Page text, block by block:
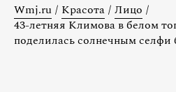
Wmj.ru / Красота / Лицо /
43-летняя Климова в белом
поделилась солнечным селфи